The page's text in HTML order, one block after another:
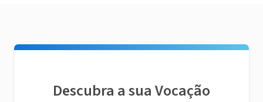
Descubra a sua Vocação